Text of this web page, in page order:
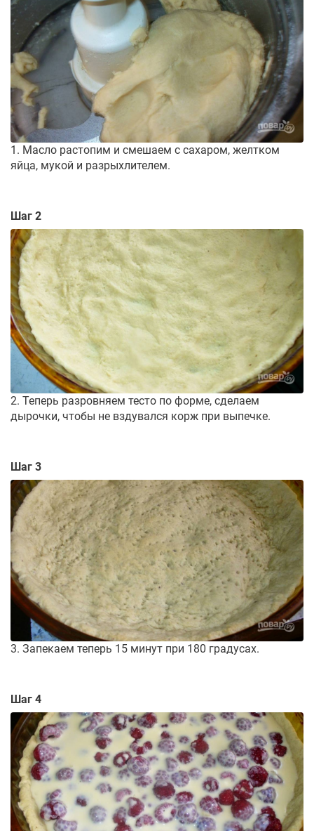
1. Масло растопим и смешаем с сахаром, желтком
яйца, мукой и разрыхлителем.
Шаг 2
2. Теперь разровняем тесто по форме, сделаем
дырочки, чтобы не вздувался корж при выпечке.
Шаг 3
3. Запекаем теперь 15 минут при 180 градусах.
Шаг 4